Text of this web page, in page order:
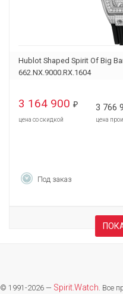
Hublot Shaped Spirit Of Big
662.NX.9000.RX.1604
3 164 900 ₽
цена со скидкой
3 766
цена
Под заказ
© 1991-2026 — Spirit.Watch. Все